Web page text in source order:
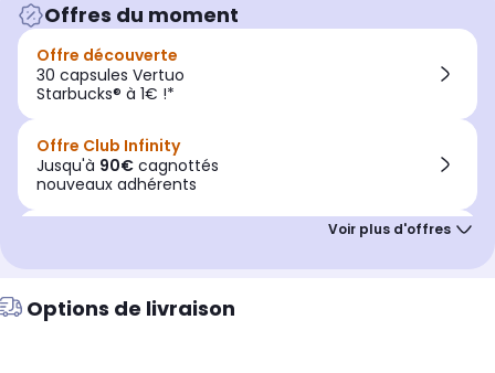
Offres du moment
Offre découverte
30 capsules Vertuo
Starbucks® à 1€ !*
Offre Club Infinity
Jusqu'à 90€ cagnottés
nouveaux adhérents
opération reprise
Options de livraison